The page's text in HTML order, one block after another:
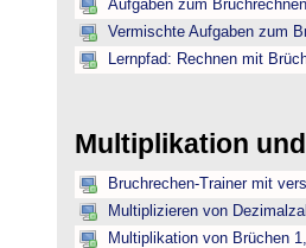
Aufgaben zum Bruchrechnen
Vermischte Aufgaben zum
Lernpfad: Rechnen mit
Multiplikation
Bruchrechen-Trainer mit
Multiplizieren von
Multiplikation von Brüchen